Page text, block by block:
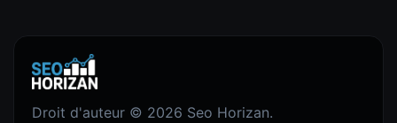
Droit d'auteur © 2026 Seo Horizan.